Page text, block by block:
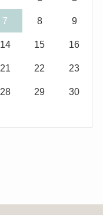
7 8 9
14 15 16
21 22 23
28 29 30